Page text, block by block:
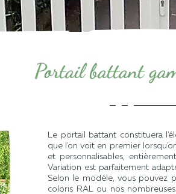
Portail battant
Le portail battant constituera
que l'on voit en premier
et personnalisables,
Variation est parfaitement
Selon le modèle, vous pouvez
coloris RAL ou nos